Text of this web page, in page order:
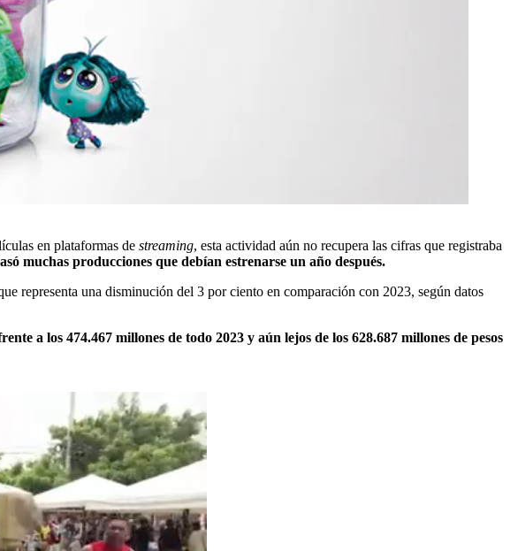
en plataformas de streaming, esta actividad aún no recupera las cifras que registraba
muchas producciones que debían estrenarse un año después.
representa una disminución del 3 por ciento en comparación con 2023, según datos
a los 474.467 millones de todo 2023 y aún lejos de los 628.687 millones de pesos